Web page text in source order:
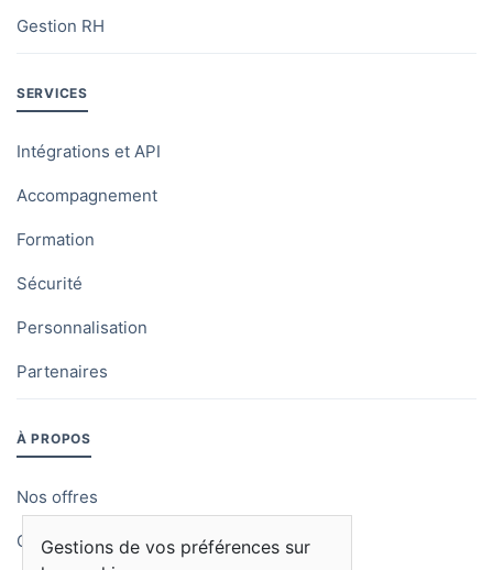
Gestions de vos préférences sur
Gestion RH
SERVICES
Intégrations et API
Accompagnement
Formation
Sécurité
Personnalisation
Partenaires
À PROPOS
Nos offres
Qui sommes-nous